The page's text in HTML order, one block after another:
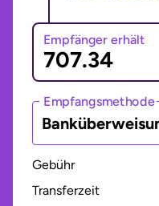
Empfänger erhält
Empfangsmethode
Gebühr
Transferzeit